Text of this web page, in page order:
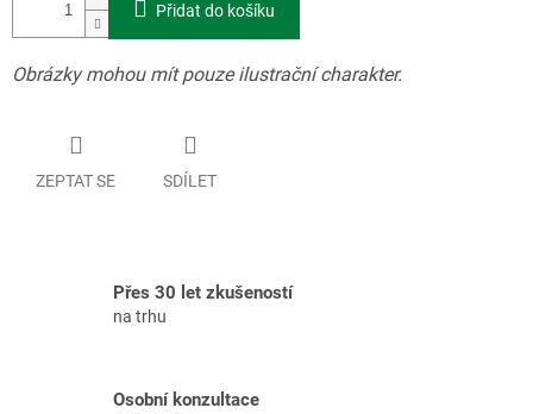
Přidat do košíku
Obrázky mohou mít pouze ilustrační charakter.
ZEPTAT SE SDÍLET
Přes 30 let zkušeností
na trhu
Osobní konzultace